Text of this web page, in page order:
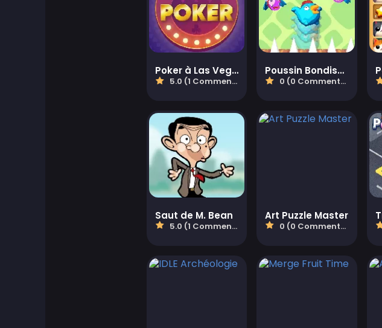
Poker à Las Vegas
5.0 (1 Commentaires)
Poussin Bondissant
0 (0 Commentaires)
Saut de M. Bean
5.0 (1 Commentaires)
Art Puzzle Master
0 (0 Commentaires)